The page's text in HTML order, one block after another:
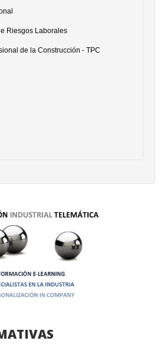
Riesgos Laborales
de la Construcción - TPC